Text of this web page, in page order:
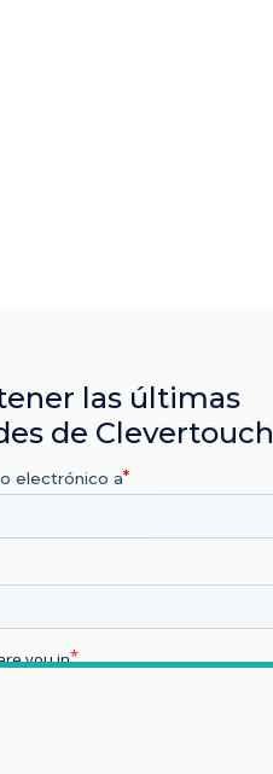
las últimas
de Clevertouch
electrónico a
you in